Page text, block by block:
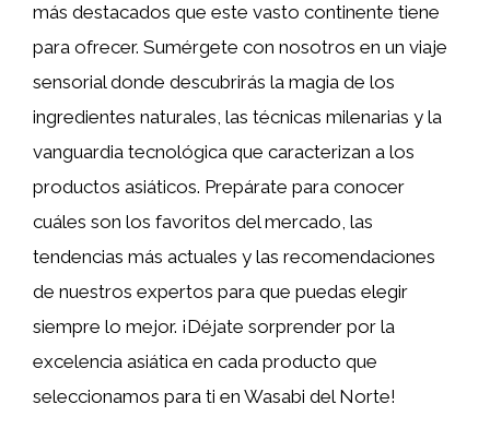
más destacados que este vasto continente tiene
para ofrecer. Sumérgete con nosotros en un viaje
sensorial donde descubrirás la magia de los
ingredientes naturales, las técnicas milenarias y la
vanguardia tecnológica que caracterizan a los
productos asiáticos. Prepárate para conocer
cuáles son los favoritos del mercado, las
tendencias más actuales y las recomendaciones
de nuestros expertos para que puedas elegir
siempre lo mejor. ¡Déjate sorprender por la
excelencia asiática en cada producto que
seleccionamos para ti en Wasabi del Norte!